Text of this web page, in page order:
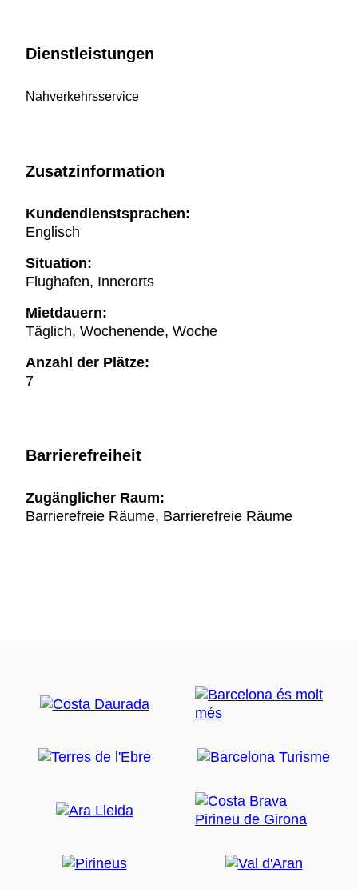
Dienstleistungen
Nahverkehrsservice
Zusatzinformation
Kundendienstsprachen:
Englisch
Situation:
Flughafen, Innerorts
Mietdauern:
Täglich, Wochenende, Woche
Anzahl der Plätze:
7
Barrierefreiheit
Zugänglicher Raum:
Barrierefreie Räume, Barrierefreie Räume